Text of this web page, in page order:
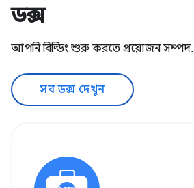
ডক্স
আপনি বিল্ডিং শুরু করতে প্রয়োজন সম্পদ.
সব ডক্স দেখুন